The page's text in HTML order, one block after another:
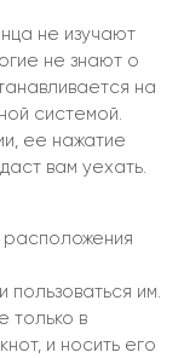
не изучают
не знают о
на
системой.
ее нажатие
вам уехать.
расположения
пользоваться им.
только в
и носить его